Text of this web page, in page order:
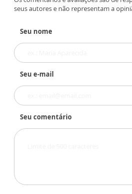
seus autores e não representam a
Seu nome
Seu e-mail
Seu comentário